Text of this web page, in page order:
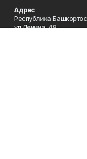
Адрес
Республика
ул.Ленина, 49